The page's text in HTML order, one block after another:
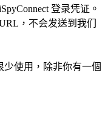
登录凭证。
，不会发送到我们
少使用，除非你有一個